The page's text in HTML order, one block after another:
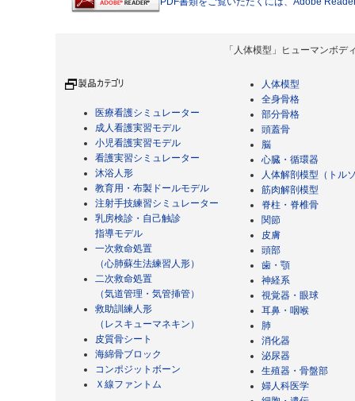
「人体模型」ヒューマンボ
医療看護シミュレーター
成人看護実習モデル
小児看護実習モデル
看護実習シミュレーター
沐浴人形
教育用・布製ドールモデル
注射手技練習シミュレーター
乳房検診・自己触診
指導モデル
一次救命処置
（心肺蘇生法練習人形）
二次救命処置
（気道管理・気管挿管）
救助訓練人形
（レスキューマネキン）
皮質骨シート
海綿骨ブロック
コンポジットボーン
Ｘ線ファントム
人体模型
全身骨格
部分骨格
頭蓋骨
脳
心臓・循環器
人体解剖模型（トル
筋肉解剖模型
脊柱・脊椎骨
関節
皮膚
頭部
歯・顎
神経系
視覚器・眼球
耳鼻・咽喉
肺
消化器
泌尿器
生殖器・骨盤部
婦人科医学